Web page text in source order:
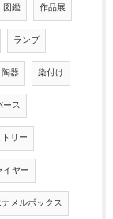
図鑑 作品展
ランプ
陶器 染付け
ース
リー
イヤー
メルボックス